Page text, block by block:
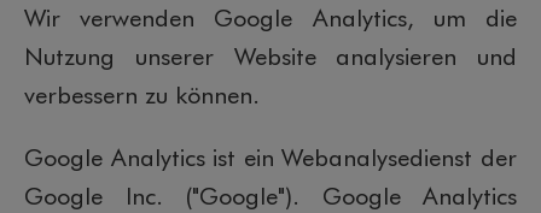
Wir verwenden Google Analytics, um die
Nutzung unserer Website analysieren und
verbessern zu können.
Google Analytics ist ein Webanalysedienst der
Google Inc. ("Google"). Google Analytics